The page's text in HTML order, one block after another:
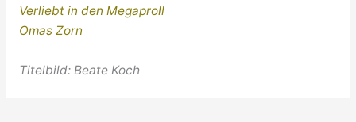
Verliebt in den Megaproll
Omas Zorn
Titelbild: Beate Koch